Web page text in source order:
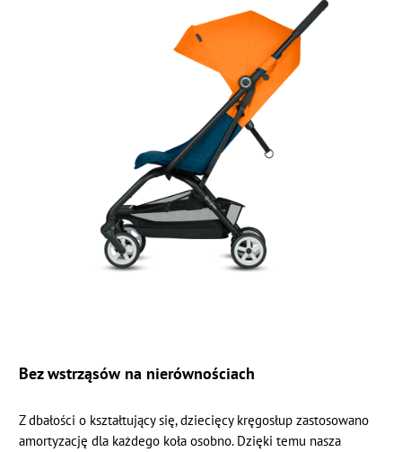
Bez wstrząsów na nierównościach
Z dbałości o kształtujący się, dziecięcy kręgosłup zastosowano
amortyzację dla każdego koła osobno. Dzięki temu nasza